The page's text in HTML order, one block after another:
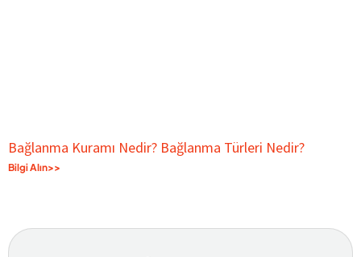
Bağlanma Kuramı Nedir? Bağlanma Türleri Nedir?
Bilgi Alın>>